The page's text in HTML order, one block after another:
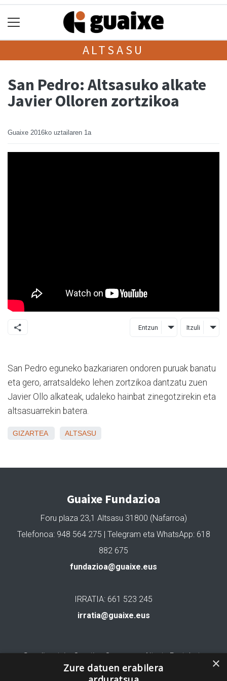
ALTSASU
San Pedro: Altsasuko alkate
Javier Olloren zortzikoa
Guaixe 2016ko uztailaren 1a
Entzun Itzuli
San Pedro eguneko bazkariaren ondoren puruak banatu
eta gero, arratsaldeko lehen zortzikoa dantzatu zuen
Javier Ollo alkateak, udaleko hainbat zinegotzirekin eta
altsasuarrekin batera.
GIZARTEA ALTSASU
Guaixe Fundazioa
Foru plaza 23,1 Altsasu 31800 (Nafarroa)
Telefonoa: 948 564 275 | Telegram eta WhatsApp: 618
882 675
fundazioa@guaixe.eus
IRRATIA: 661 523 245
irratia@guaixe.eus
Gure lizentzia: Creative Commons Aitortu Partekatu ×
Zure datuen erabilera